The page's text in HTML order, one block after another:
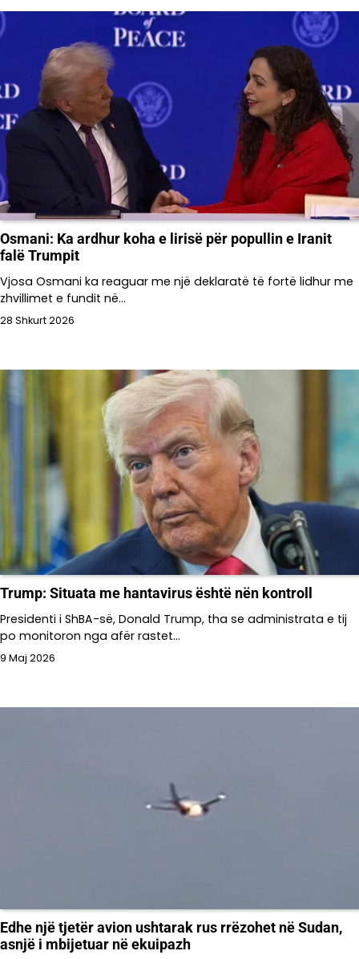
Osmani: Ka ardhur koha e lirisë për popullin e Iranit
falë Trumpit
Vjosa Osmani ka reaguar me një deklaratë të fortë lidhur me
zhvillimet e fundit në…
28 Shkurt 2026
Trump: Situata me hantavirus është nën kontroll
Presidenti i ShBA-së, Donald Trump, tha se administrata e tij
po monitoron nga afër rastet…
9 Maj 2026
Edhe një tjetër avion ushtarak rus rrëzohet në Sudan,
asnjë i mbijetuar në ekuipazh